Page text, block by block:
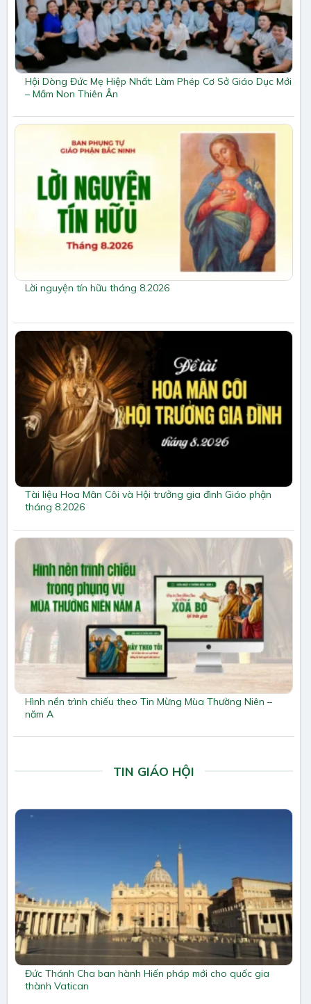
Hội Dòng Đức Mẹ Hiệp Nhất: Làm Phép Cơ Sở Giáo Dục Mới
– Mầm Non Thiên Ân
Lời nguyện tín hữu tháng 8.2026
Tài liệu Hoa Mân Côi và Hội trưởng gia đình Giáo phận
tháng 8.2026
Hình nền trình chiếu theo Tin Mừng Mùa Thường Niên –
năm A
TIN GIÁO HỘI
Đức Thánh Cha ban hành Hiến pháp mới cho quốc gia
thành Vatican